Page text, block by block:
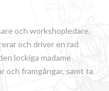
och workshopledare,
och driver en rad
lockiga madame
och framgångar, samt ta